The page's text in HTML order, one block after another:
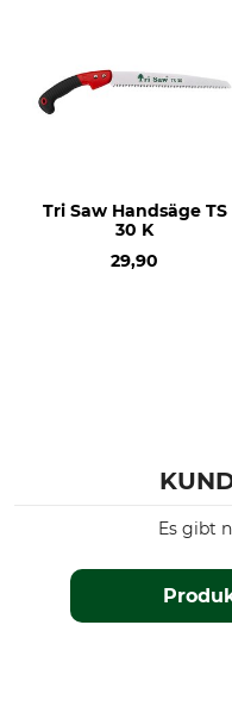
Tri Saw Handsäge TS
30 K
29,90
Es gibt